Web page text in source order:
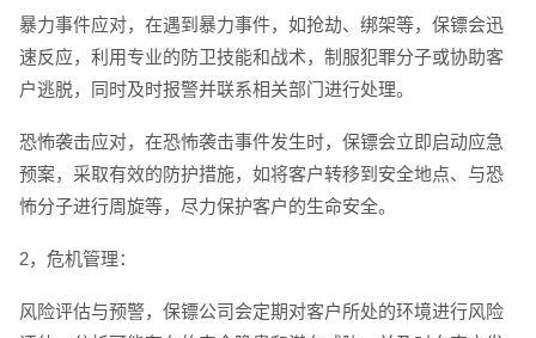
暴力事件应对，在遇到暴力事件，如抢劫、绑架等，保镖会迅
速反应，利用专业的防卫技能和战术，制服犯罪分子或协助客
户逃脱，同时及时报警并联系相关部门进行处理。
恐怖袭击应对，在恐怖袭击事件发生时，保镖会立即启动应急
预案，采取有效的防护措施，如将客户转移到安全地点、与恐
怖分子进行周旋等，尽力保护客户的生命安全。
2，危机管理：
风险评估与预警，保镖公司会定期对客户所处的环境进行风险